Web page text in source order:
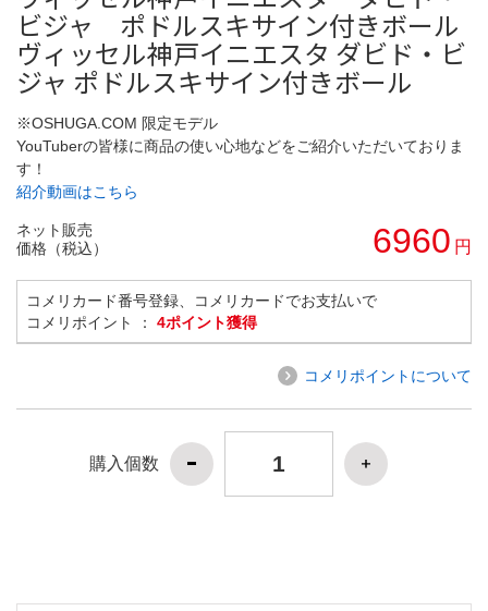
ビジャ ポドルスキサイン付きボール
ヴィッセル神戸イニエスタ ダビド・ビ
ジャ ポドルスキサイン付きボール
※OSHUGA.COM 限定モデル
YouTuberの皆様に商品の使い心地などをご紹介いただいておりま
す！
紹介動画はこちら
ネット販売
価格（税込）
6960 円
コメリカード番号登録、コメリカードでお支払いで
コメリポイント ： 4ポイント獲得
コメリポイントについて
購入個数